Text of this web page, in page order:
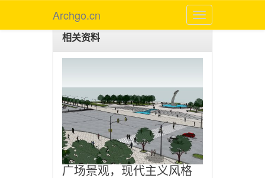
Archgo.cn
相关资料
广场景观，现代主义风格